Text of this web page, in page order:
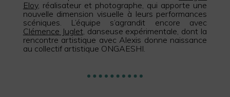
Eloy, réalisateur et photographe, qui apporte une
nouvelle dimension visuelle à leurs performances
scéniques. L’équipe s’agrandit encore avec
Clémence Juglet, danseuse expérimentale, dont la
rencontre artistique avec Alexis donne naissance
au collectif artistique ONGAESHI.